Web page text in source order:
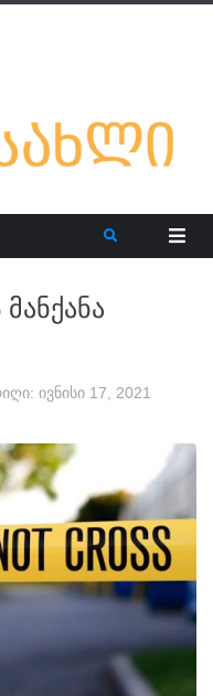
ივნისი 17, 2021